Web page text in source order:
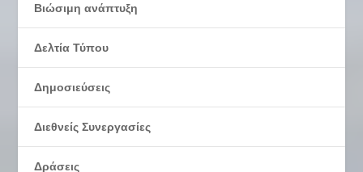
Βιώσιμη ανάπτυξη
Δελτία Τύπου
Δημοσιεύσεις
Διεθνείς Συνεργασίες
Δράσεις